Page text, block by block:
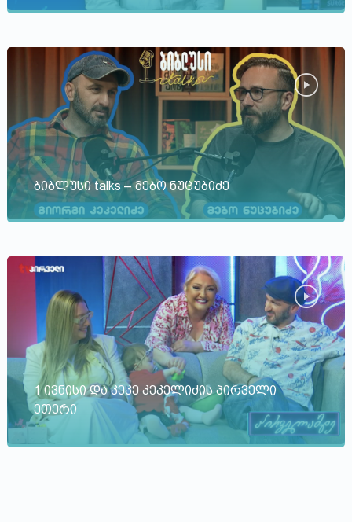
ბიბლუსი talks – მებო ნუცუბიძე
1 ივნისი და კეკე კეკელიძის პირველი
ეთერი